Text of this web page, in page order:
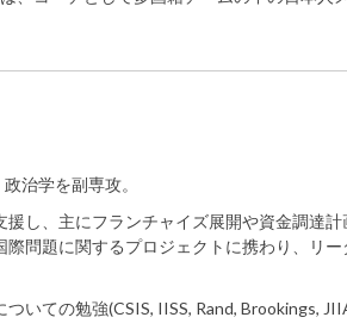
治学を副専攻。
援し、主にフランチャイズ展開や資金調達
問題に関するプロジェクトに携わり、リー
いての勉強(CSIS, IISS, Rand, Brookings,